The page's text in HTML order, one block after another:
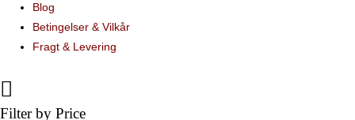
Blog
Betingelser & Vilkår
Fragt & Levering
Filter by Price